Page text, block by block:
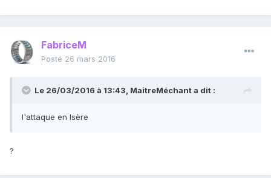
FabriceM
Posté 26 mars 2016
Le 26/03/2016 à 13:43, MaitreMéchant a dit :
l'attaque en Isère
?